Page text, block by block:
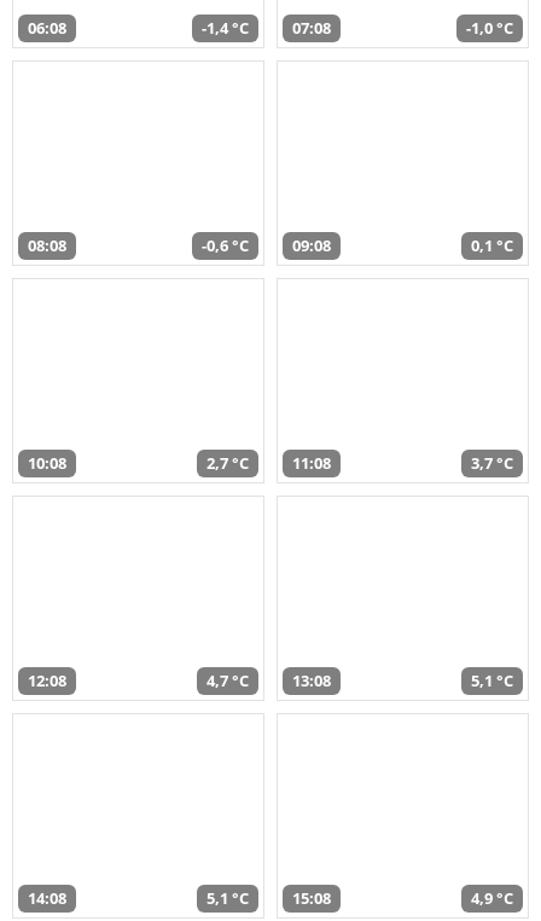
06:08 -1,4 °C 07:08 -1,0 °C
08:08 -0,6 °C 09:08 0,1 °C
10:08 2,7 °C 11:08 3,7 °C
12:08 4,7 °C 13:08 5,1 °C
14:08 5,1 °C 15:08 4,9 °C